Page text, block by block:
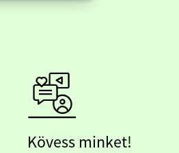
Kövess minket!